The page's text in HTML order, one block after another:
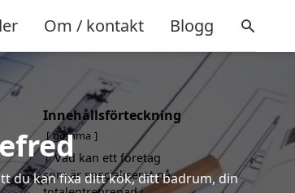
Om / kontakt Blogg
du kan fixa ditt kök, ditt badrum, din
Innehållsförteckning
gömma
1 Vad kan ett företag
som är specialiserat på